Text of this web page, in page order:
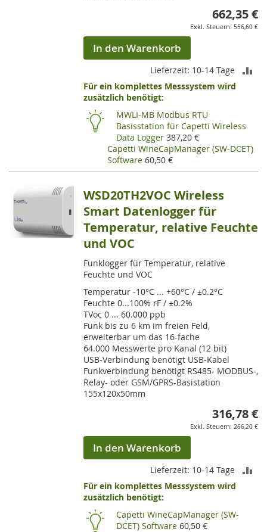
662,35 €
556,60 €
In den Warenkorb
Lieferzeit: 10-14 Tage
Für ein komplettes Messsystem wird
zusätzlich benötigt:
MWLI-MB Modbus RTU
Basisstation für Capetti Wireless
Data Logger 387,20 €
Capetti WineCapManager (SW-DCET)
Software 60,50 €
WSD20TH2VOC Wireless
Smart Datenlogger für
Temperatur, relative Feuchte
und VOC
Funklogger für Temperatur, relative
Feuchte und VOC
Temperatur -10°C ... +60°C / ±0.2°C
Feuchte 0...100% rF / ±0.2%
TVoc 0 ... 60.000 ppb
Funk bis zu 6 km im freien Feld,
erweiterbar um das 16-fache
64.000 Messwerte pro Kanal (12 bit)
USB-Verbindung benötigt USB-Kabel
Funkverbindung benötigt RS485- MODBUS-,
Relay- oder GSM/GPRS-Basistation
155x120x50mm
316,78 €
266,20 €
In den Warenkorb
Lieferzeit: 10-14 Tage
Für ein komplettes Messsystem wird
zusätzlich benötigt:
Capetti WineCapManager (SW-
DCET) Software 60,50 €